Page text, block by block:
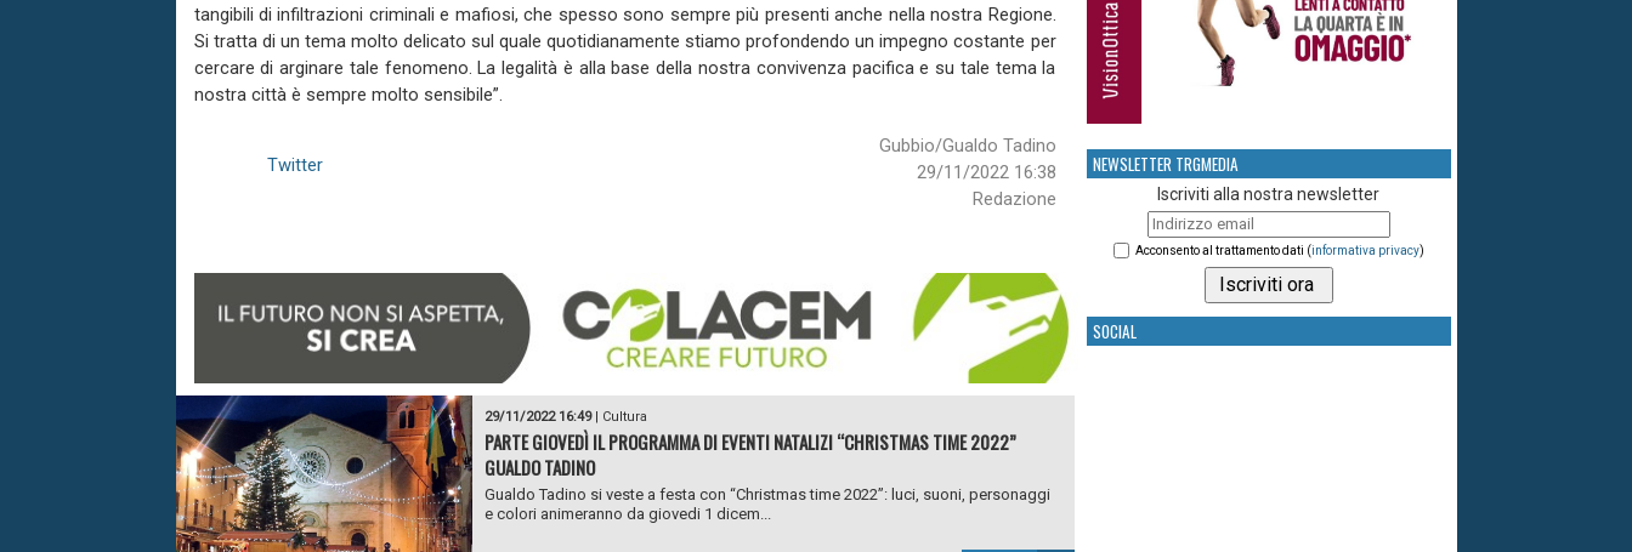
tangibili di infiltrazioni criminali e mafiosi, che spesso sono sempre più presenti anche nella nostra Regione.
Si tratta di un tema molto delicato sul quale quotidianamente stiamo profondendo un impegno costante per
cercare di arginare tale fenomeno. La legalità è alla base della nostra convivenza pacifica e su tale tema la
nostra città è sempre molto sensibile”.
Gubbio/Gualdo Tadino
29/11/2022 16:38
Redazione
Twitter
29/11/2022 16:49| Cultura
PARTE GIOVEDÌ IL PROGRAMMA DI EVENTI NATALIZI “CHRISTMAS TIME 2022”
GUALDO TADINO
Gualdo Tadino si veste a festa con “Christmas time 2022”: luci, suoni, personaggi
e colori animeranno da giovedi 1 dicem...
NEWSLETTER TRGMEDIA
Iscriviti alla nostra newsletter
Acconsento al trattamento dati (informativa privacy)
SOCIAL